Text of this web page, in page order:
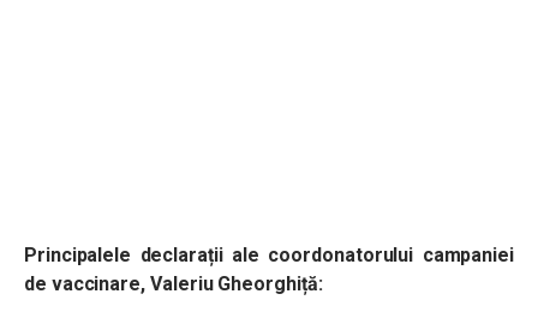
Principalele declarații ale coordonatorului campaniei
de vaccinare, Valeriu Gheorghiță: